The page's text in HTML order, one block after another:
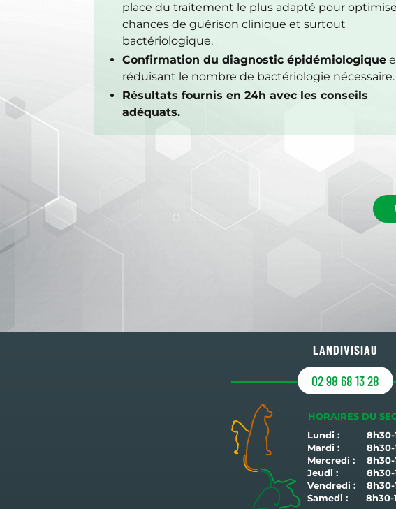
place du traitement le plus adapté pour
chances de guérison clinique et surtout
bactériologique.
Confirmation du diagnostic épidémiologique
réduisant le nombre de bactériologie nécessaire.
Résultats fournis en 24h avec les conseils
adéquats.
LANDIVISIAU
02 98 68 13 28
HORAIRES DU
Lundi :
Mardi :
Mercredi :
Jeudi :
Vendredi :
Samedi :
8h30-
8h30-
8h30-
8h30-
8h30-
8h30-